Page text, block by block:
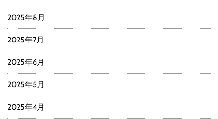
2025年8月
2025年7月
2025年6月
2025年5月
2025年4月